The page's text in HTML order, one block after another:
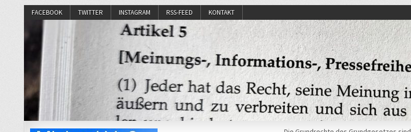
FACEBOOK TWITTER INSTAGRAM RSS-FEED KONTAKT